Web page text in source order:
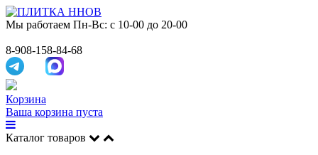
Мы работаем Пн-Вс: с 10-00 до 20-00
8-908-158-84-68
Корзина
Ваша корзина пуста
Каталог товаров